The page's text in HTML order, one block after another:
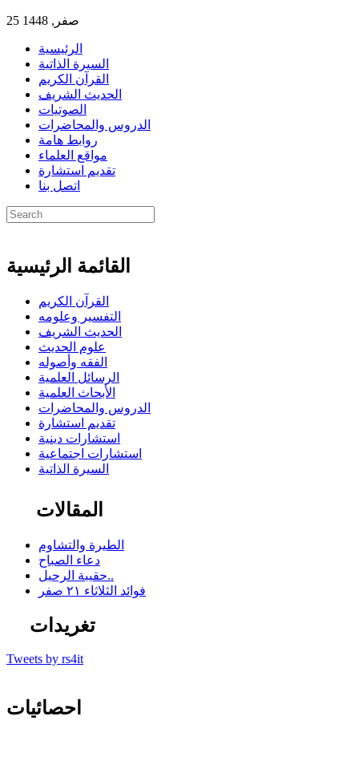
25 صفر, 1448
الرئيسية
السيرة الذاتية
القرآن الكريم
الحديث الشريف
الصوتيات
الدروس والمحاضرات
روابط هامة
مواقع العلماء
تقديم استشارة
اتصل بنا
القائمة الرئيسية
القرآن الكريم
التفسير وعلومه
الحديث الشريف
علوم الحديث
الفقه وأصوله
الرسائل العلمية
الأبحاث العلمية
الدروس والمحاضرات
تقديم استشارة
استشارات دينية
استشارات اجتماعية
السيرة الذاتية
المقالات
الطيرة والتشاوم
دعاء الصباح
حقيبة الرحيل..
فوائد الثلاثاء ٢١ صفر
تغريدات
Tweets by rs4it
احصائيات